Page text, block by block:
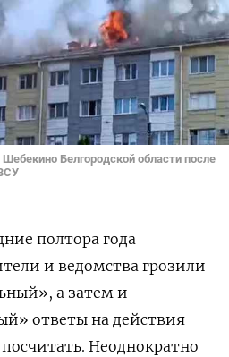
Белгородской области после
полтора года
и ведомства грозили
а затем и
ответы на действия
Неоднократно